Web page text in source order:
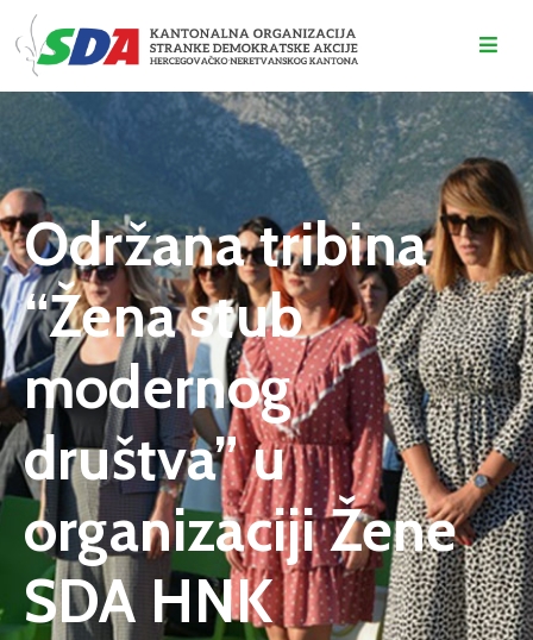
NAMA
DOGAĐAJI
VIJESTI
KONTAKT
Održana tribina
“Žena stub
modernog
društva” u
organizaciji Žene
SDA HNK